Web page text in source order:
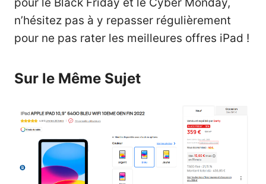
pour le Black Friday et le Cyber Monday,
n’hésitez pas à y repasser régulièrement
pour ne pas rater les meilleures offres iPad !
Sur le Même Sujet